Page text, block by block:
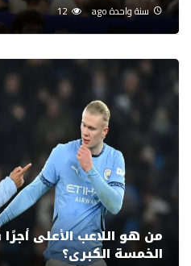
سنة واحدة ago 12
من هو اللاعب الأعلى أجرًا
الخمسة الكبرى؟